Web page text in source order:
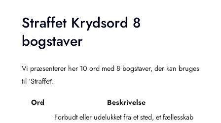
Straffet Krydsord 8
bogstaver
Vi præsenterer her 10 ord med 8 bogstaver, der kan bruges
til ‘Straffet’.
Ord Beskrivelse
Forbudt eller udelukket fra et sted, et fællesskab